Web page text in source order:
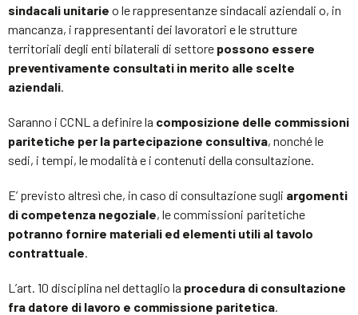
sindacali unitarie o le rappresentanze sindacali aziendali o, in
mancanza, i rappresentanti dei lavoratori e le strutture
territoriali degli enti bilaterali di settore possono essere
preventivamente consultati in merito alle scelte
aziendali.
Saranno i CCNL a definire la composizione delle commissioni
paritetiche per la partecipazione consultiva, nonché le
sedi, i tempi, le modalità e i contenuti della consultazione.
E’ previsto altresì che, in caso di consultazione sugli argomenti
di competenza negoziale, le commissioni paritetiche
potranno fornire materiali ed elementi utili al tavolo
contrattuale.
L’art. 10 disciplina nel dettaglio la procedura di consultazione
fra datore di lavoro e commissione paritetica.